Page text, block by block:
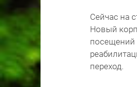
Сейчас на
Новый
посещений
переход.